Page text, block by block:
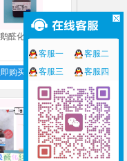
醛化红细胞
购买
客服一
客服二
客服三
客服四